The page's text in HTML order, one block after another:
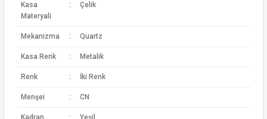
Kasa
Materyali
: Çelik
Mekanizma : Quartz
Kasa Renk : Metalik
Renk : İki Renk
Menşei : CN
Kadran
: Yeşil